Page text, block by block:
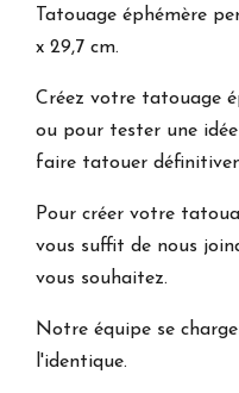
Tatouage éphémère
x 29,7 cm.
Créez votre tatouage
ou pour tester une
faire tatouer
Pour créer votre
vous suffit de nous
vous souhaitez.
Notre équipe se
l'identique.